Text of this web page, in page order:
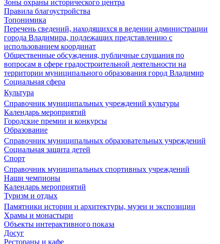
Зоны охраны исторического центра
Правила благоустройства
Топонимика
Перечень сведений, находящихся в ведении администрации
города Владимира, подлежащих представлению с
использованием координат
Общественные обсуждения, публичные слушания по
вопросам в сфере градостроительной деятельности на
территории муниципального образования город Владимир
Социальная сфера
Культура
Справочник муниципальных учреждений культуры
Календарь мероприятий
Городские премии и конкурсы
Образование
Справочник муниципальных образовательных учреждений
Социальная защита детей
Спорт
Справочник муниципальных спортивных учреждений
Наши чемпионы
Календарь мероприятий
Туризм и отдых
Памятники истории и архитектуры, музеи и экспозиции
Храмы и монастыри
Объекты интерактивного показа
Досуг
Рестораны и кафе